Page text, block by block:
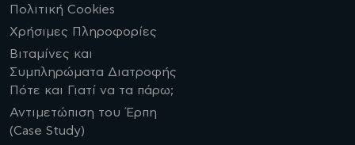
Πολιτική Cookies
Χρήσιμες Πληροφορίες
Βιταμίνες και
Συμπληρώματα Διατροφής
Πότε και Γιατί να τα πάρω;
Αντιμετώπιση του Έρπη
(Case Study)